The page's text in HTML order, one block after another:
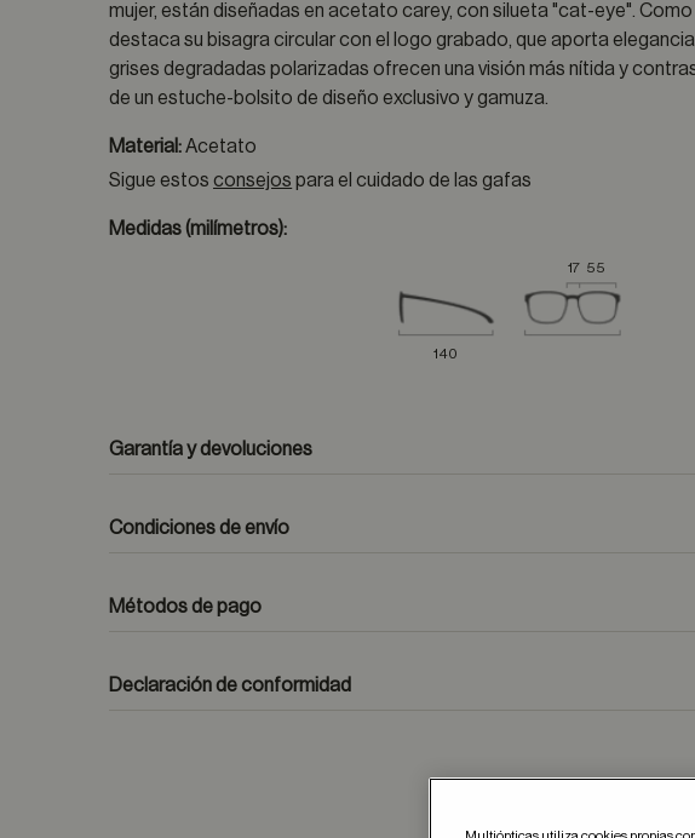
mujer, están diseñadas en acetato carey, con silueta "cat-eye". Como
destaca su bisagra circular con el logo grabado, que aporta
grises degradadas polarizadas ofrecen una visión más nítida y
de un estuche-bolsito de diseño exclusivo y gamuza.
Material:Acetato
Sigue estosconsejos para el cuidado de las gafas
Medidas (milímetros):
17 55
140
Garantía y devoluciones
formulario de contacto
Condiciones de envío
Métodos de pago
Declaración de conformidad
Multiópticas utiliza cookies propias